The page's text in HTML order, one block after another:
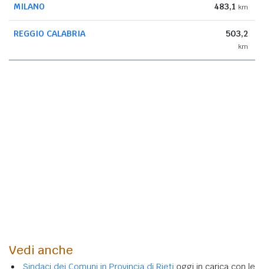
MILANO 483,1 km
REGGIO CALABRIA 503,2
km
Vedi anche
Sindaci dei Comuni in Provincia di Rieti oggi in carica con le